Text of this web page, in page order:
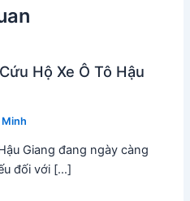
Hộ Xe Ô Tô Hậu
Minh
Giang đang ngày càng
đối với […]